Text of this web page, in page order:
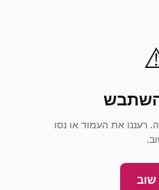
רעננו את העמוד או נסו
שוב